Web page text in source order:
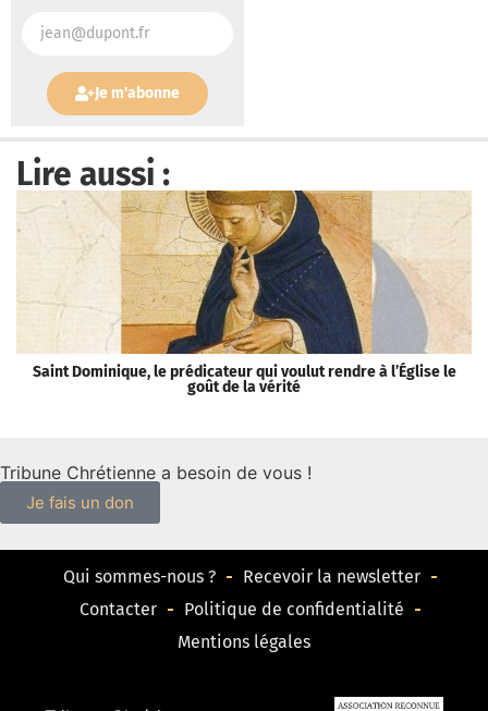
Je m'abonne
Lire aussi :
Saint Dominique, le prédicateur qui voulut rendre à l’Église le
goût de la vérité
Tribune Chrétienne a besoin de vous !
Je fais un don
Qui sommes-nous ?
Recevoir la newsletter
Contacter
Politique de confidentialité
Mentions légales